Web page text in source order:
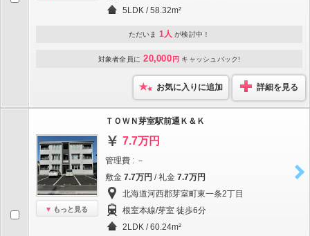
5LDK / 58.32m²
ただいま 1人 が検討中！
対象者全員に 20,000 円 キャッシュバック!
お気に入りに追加 詳細を見る
もっと見る
ＴＯＷＮ芽室駅前通Ｋ＆Ｋ
7.7万円
管理費 : －
敷金 7.7万円 / 礼金 7.7万円
北海道河西郡芽室町東一条2丁目
根室本線/芽室 徒歩6分
2LDK / 60.24m²